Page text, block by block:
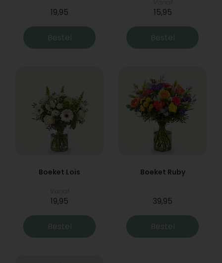
19,95
Bestel
15,95
Bestel
Boeket Lois
19,95
Bestel
Boeket Ruby
39,95
Bestel